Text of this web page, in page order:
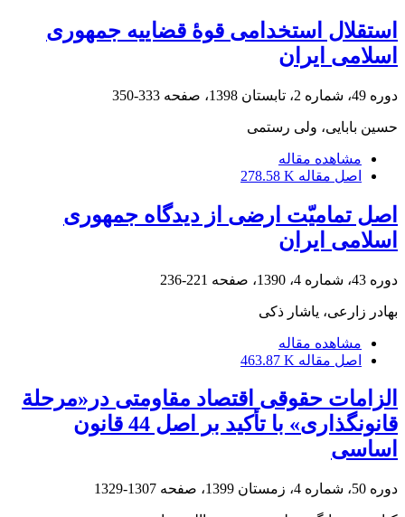
استقلال استخدامی قوۀ قضاییه جمهوری
اسلامی ایران
دوره 49، شماره 2، تابستان 1398، صفحه 333-350
حسین بابایی، ولی رستمی
مشاهده مقاله
اصل مقاله 278.58 K
اصل تمامیّت ارضی از دیدگاه جمهوری
اسلامی ایران
دوره 43، شماره 4، 1390، صفحه 221-236
بهادر زارعی، یاشار ذکی
مشاهده مقاله
اصل مقاله 463.87 K
الزامات حقوقی اقتصاد مقاومتی در«مرحلة
قانونگذاری» با تأکید بر اصل 44 قانون
اساسی
دوره 50، شماره 4، زمستان 1399، صفحه 1307-1329